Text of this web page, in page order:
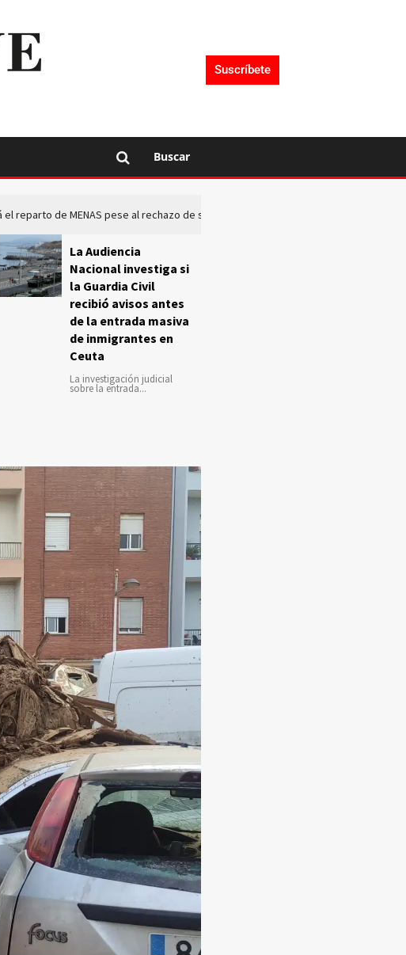
Suscríbete
Buscar
reparto de MENAS pese al rechazo de sus comunidades
La Audiencia
Nacional investiga si
la Guardia Civil
recibió avisos antes
de la entrada masiva
de inmigrantes en
Ceuta
La investigación judicial
sobre la entrada...